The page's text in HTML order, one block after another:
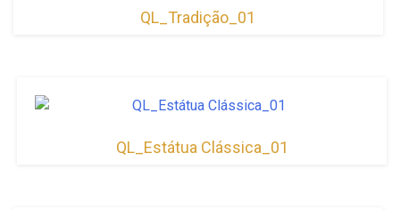
QL_Tradição_01
QL_Estátua Clássica_01